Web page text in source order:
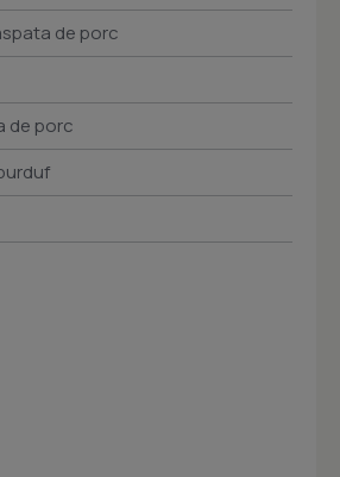
de porc
de porc